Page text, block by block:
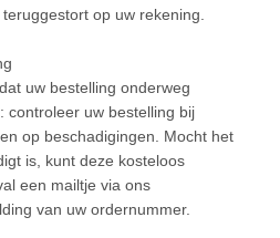
op uw rekening.
uw bestelling onderweg
controleer uw bestelling bij
op beschadigingen. Mocht het
is, kunt deze kosteloos
een mailtje via ons
van uw ordernummer.